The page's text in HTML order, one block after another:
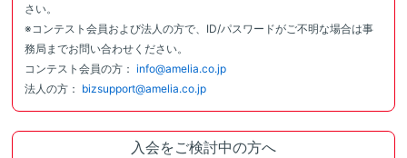
さい。
※コンテスト会員および法人の方で、ID/パスワードがご不明な場合は事
務局までお問い合わせください。
コンテスト会員の方： info@amelia.co.jp
法人の方： bizsupport@amelia.co.jp
入会をご検討中の方へ